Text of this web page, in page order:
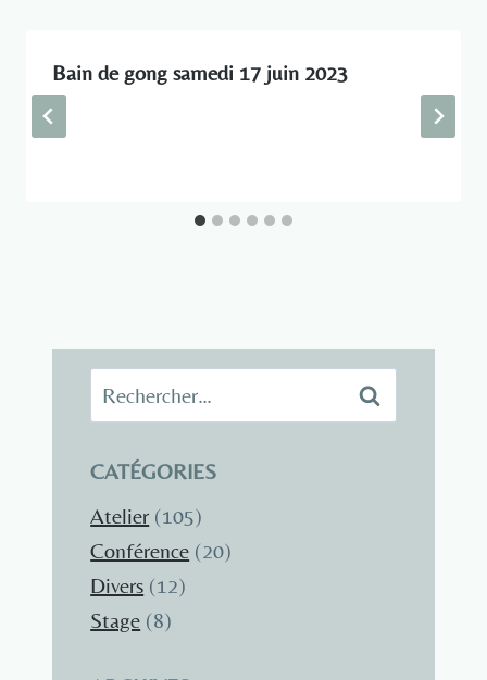
Bain de gong samedi 17 juin 2023
Rechercher :
CATÉGORIES
Atelier (105)
Conférence (20)
Divers (12)
Stage (8)